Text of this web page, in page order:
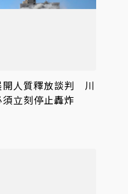
開人質釋放談判 川
立刻停止轟炸